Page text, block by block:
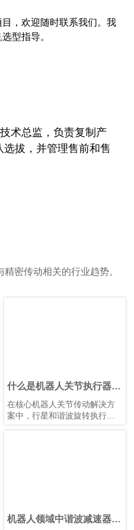
，欢迎随时联系我们。我
选型指导。
术总监，负责复制产
拔，并管理售前和售
密传动相关的行业趋势。
什么是机器人关节执行器？
如何选择最佳机器人旋转关
节执行器？
在核心机器人关节传动解决方
案中，行星和谐波旋转执行器
机器人领域中谐波减速器的